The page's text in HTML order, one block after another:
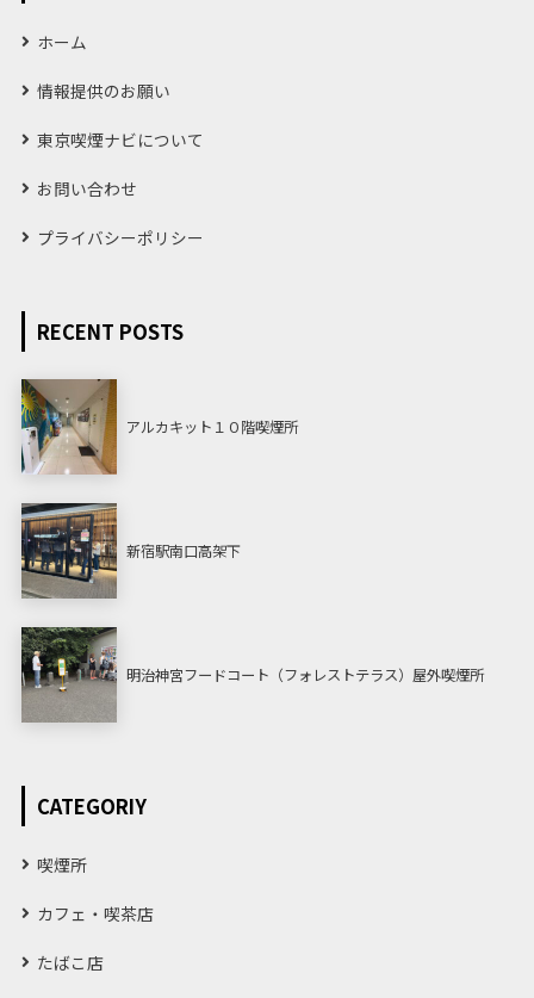
ホーム
情報提供のお願い
東京喫煙ナビについて
お問い合わせ
プライバシーポリシー
RECENT POSTS
アルカキット１０階喫煙所
新宿駅南口高架下
明治神宮フードコート（フォレストテラス）屋外喫煙所
CATEGORIY
喫煙所
カフェ・喫茶店
たばこ店